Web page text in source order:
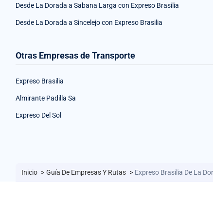
Desde La Dorada a Sabana Larga con Expreso Brasilia
Desde La Dorada a Sincelejo con Expreso Brasilia
Otras Empresas de Transporte
Expreso Brasilia
Almirante Padilla Sa
Expreso Del Sol
Inicio > Guía De Empresas Y Rutas > Expreso Brasilia De La